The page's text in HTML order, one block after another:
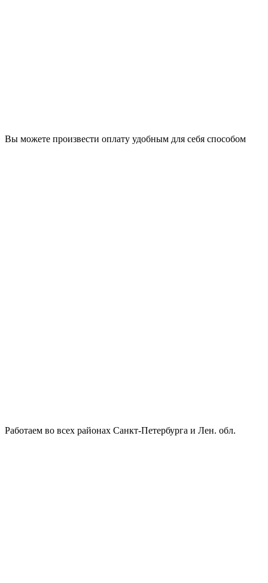
Вы можете произвести оплату удобным для себя способом
Работаем во всех районах Санкт-Петербурга и Лен. обл.